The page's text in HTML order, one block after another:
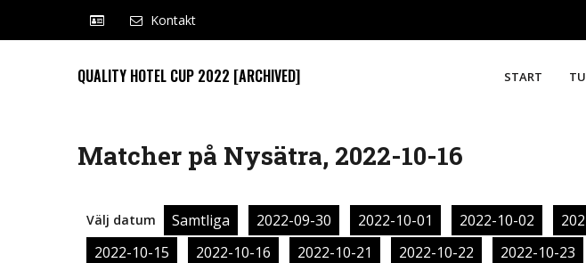
Kontakt
QUALITY HOTEL CUP 2022 [ARCHIVED] START
Matcher på Nysätra, 2022-10-16
Välj datum Samtliga 2022-09-30 2022-10-01 2022-10-02
2022-10-15
2022-10-16 2022-10-21 2022-10-22 2022-10-23